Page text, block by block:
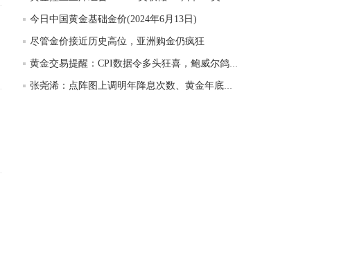
度。70一50？。
徐文婷：带上止损博弈，实时指导， 关注老
师财经号主页：http://mp.cnfol.com/user/58676
匿名网友-中金在线手机网： 老师好，金现在
今日中国黄金基础金价(2024年6月13日)
尽管金价接近历史高位，亚洲购金仍疯狂
黄金交易提醒：CPI数据令多头狂喜，鲍威尔鸽派...
张尧浠：点阵图上调明年降息次数、黄金年底又现...